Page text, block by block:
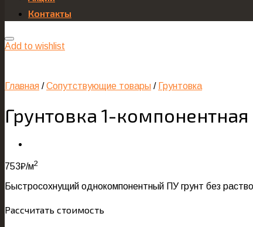
Контакты
Add to wishlist
Главная / Сопутствующие товары / Грунтовка
Грунтовка 1-компонентная
753₽/м2
Быстросохнущий однокомпонентный ПУ грунт без
Рассчитать стоимость